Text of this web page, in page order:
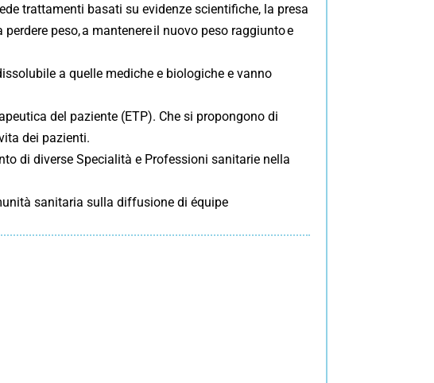
trattamenti basati su evidenze scientifiche, la presa
peso, a mantenere il nuovo peso raggiunto e
a quelle mediche e biologiche e vanno
del paziente (ETP). Che si propongono di
dei pazienti.
di diverse Specialità e Professioni sanitarie nella
sanitaria sulla diffusione di équipe